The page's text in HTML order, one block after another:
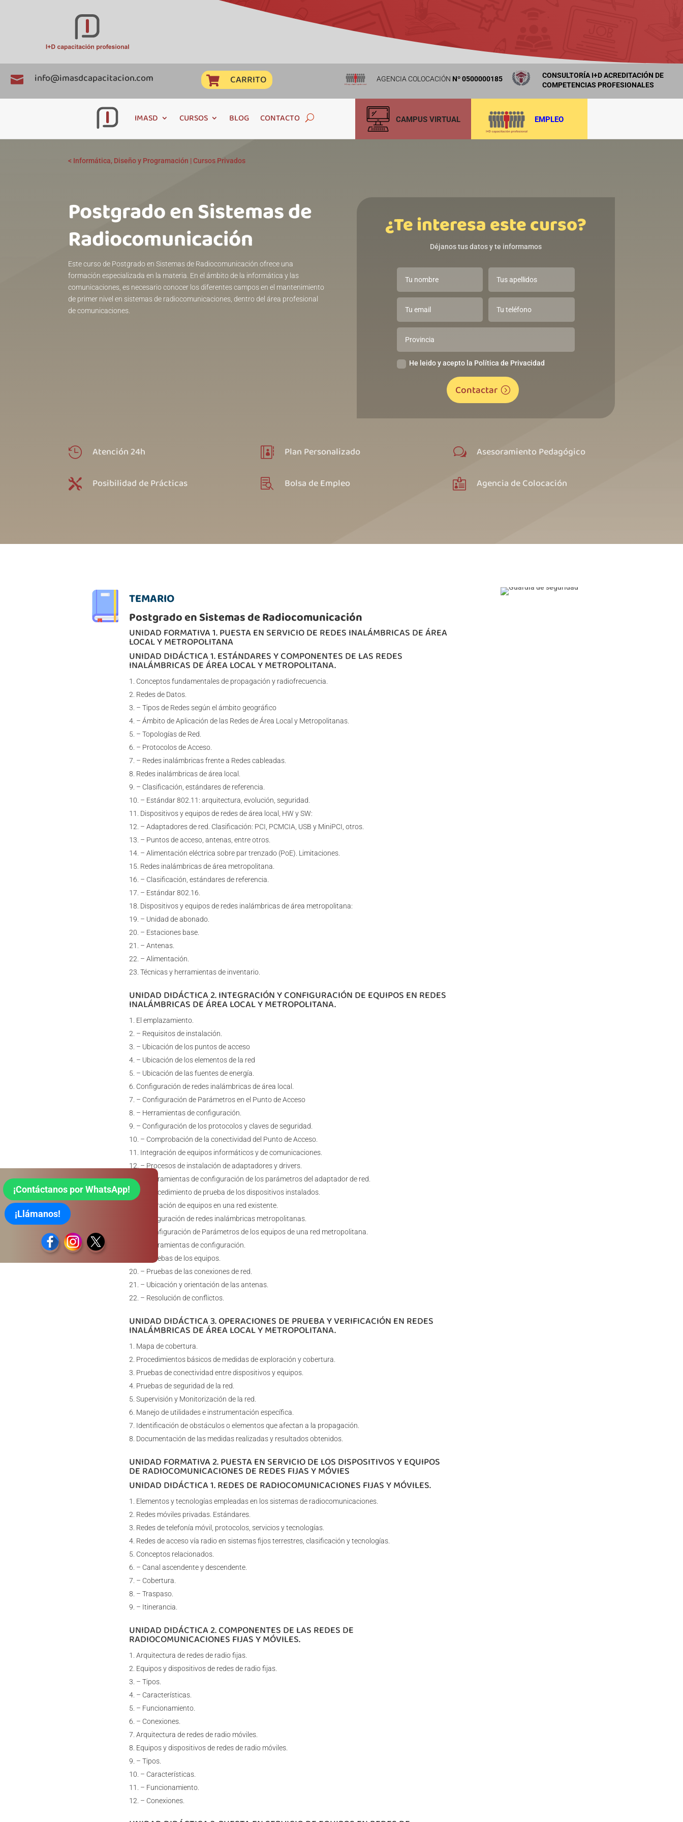
 info@imasdcapacitacion.com  CARRITO AGENCIA COLOCACIÓN Nº 0500000185
CONSULTORÍA I+D ACREDITACIÓN DE
COMPETENCIAS PROFESIONALES
IMASD CURSOS BLOG CONTACTO EMPLEO
CAMPUS VIRTUAL
< Informática, Diseño y Programación |Cursos Privados
Postgrado en Sistemas de
Radiocomunicación
Este curso de Postgrado en Sistemas de Radiocomunicación ofrece una
formación especializada en la materia. En el ámbito de la informática y las
comunicaciones, es necesario conocer los diferentes campos en el mantenimiento
de primer nivel en sistemas de radiocomunicaciones, dentro del área profesional
de comunicaciones.
¿Te interesa este curso?
Déjanos tus datos y te informamos
He leido y acepto la Política de Privacidad
Contactar
 Atención 24h
 Posibilidad de Prácticas
 Plan Personalizado
 Bolsa de Empleo
w Asesoramiento Pedagógico
 Agencia de Colocación
TEMARIO
Postgrado en Sistemas de Radiocomunicación
UNIDAD FORMATIVA 1. PUESTA EN SERVICIO DE REDES INALÁMBRICAS DE ÁREA
LOCAL Y METROPOLITANA
UNIDAD DIDÁCTICA 1. ESTÁNDARES Y COMPONENTES DE LAS REDES
INALÁMBRICAS DE ÁREA LOCAL Y METROPOLITANA.
Conceptos fundamentales de propagación y radiofrecuencia.
Redes de Datos.
– Tipos de Redes según el ámbito geográfico
– Ámbito de Aplicación de las Redes de Área Local y Metropolitanas.
– Topologías de Red.
– Protocolos de Acceso.
– Redes inalámbricas frente a Redes cableadas.
Redes inalámbricas de área local.
– Clasificación, estándares de referencia.
– Estándar 802.11: arquitectura, evolución, seguridad.
Dispositivos y equipos de redes de área local, HW y SW:
– Adaptadores de red. Clasificación: PCI, PCMCIA, USB y MiniPCI, otros.
– Puntos de acceso, antenas, entre otros.
– Alimentación eléctrica sobre par trenzado (PoE). Limitaciones.
Redes inalámbricas de área metropolitana.
– Clasificación, estándares de referencia.
– Estándar 802.16.
Dispositivos y equipos de redes inalámbricas de área metropolitana:
– Unidad de abonado.
– Estaciones base.
– Antenas.
– Alimentación.
Técnicas y herramientas de inventario.
UNIDAD DIDÁCTICA 2. INTEGRACIÓN Y CONFIGURACIÓN DE EQUIPOS EN REDES
INALÁMBRICAS DE ÁREA LOCAL Y METROPOLITANA.
El emplazamiento.
– Requisitos de instalación.
– Ubicación de los puntos de acceso
– Ubicación de los elementos de la red
– Ubicación de las fuentes de energía.
Configuración de redes inalámbricas de área local.
– Configuración de Parámetros en el Punto de Acceso
– Herramientas de configuración.
– Configuración de los protocolos y claves de seguridad.
– Comprobación de la conectividad del Punto de Acceso.
Integración de equipos informáticos y de comunicaciones.
– Procesos de instalación de adaptadores y drivers.
– Herramientas de configuración de los parámetros del adaptador de red.
– Procedimiento de prueba de los dispositivos instalados.
Integración de equipos en una red existente.
Configuración de redes inalámbricas metropolitanas.
– Configuración de Parámetros de los equipos de una red metropolitana.
– Herramientas de configuración.
– Pruebas de los equipos.
– Pruebas de las conexiones de red.
– Ubicación y orientación de las antenas.
– Resolución de conflictos.
UNIDAD DIDÁCTICA 3. OPERACIONES DE PRUEBA Y VERIFICACIÓN EN REDES
INALÁMBRICAS DE ÁREA LOCAL Y METROPOLITANA.
Mapa de cobertura.
Procedimientos básicos de medidas de exploración y cobertura.
Pruebas de conectividad entre dispositivos y equipos.
Pruebas de seguridad de la red.
Supervisión y Monitorización de la red.
Manejo de utilidades e instrumentación específica.
Identificación de obstáculos o elementos que afectan a la propagación.
Documentación de las medidas realizadas y resultados obtenidos.
UNIDAD FORMATIVA 2. PUESTA EN SERVICIO DE LOS DISPOSITIVOS Y EQUIPOS
DE RADIOCOMUNICACIONES DE REDES FIJAS Y MÓVIES
UNIDAD DIDÁCTICA 1. REDES DE RADIOCOMUNICACIONES FIJAS Y MÓVILES.
Elementos y tecnologías empleadas en los sistemas de radiocomunicaciones.
Redes móviles privadas. Estándares.
Redes de telefonía móvil, protocolos, servicios y tecnologías.
Redes de acceso vía radio en sistemas fijos terrestres, clasificación y tecnologías.
Conceptos relacionados.
– Canal ascendente y descendente.
– Cobertura.
– Traspaso.
– Itinerancia.
UNIDAD DIDÁCTICA 2. COMPONENTES DE LAS REDES DE
RADIOCOMUNICACIONES FIJAS Y MÓVILES.
Arquitectura de redes de radio fijas.
Equipos y dispositivos de redes de radio fijas.
– Tipos.
– Características.
– Funcionamiento.
– Conexiones.
Arquitectura de redes de radio móviles.
Equipos y dispositivos de redes de radio móviles.
– Tipos.
– Características.
– Funcionamiento.
– Conexiones.
¡Contáctanos por WhatsApp!
¡Llámanos!